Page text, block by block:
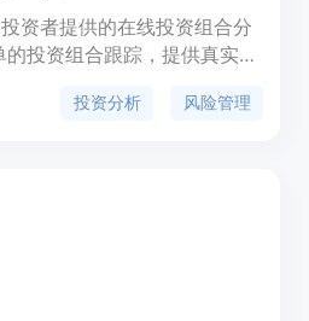
资者提供的在线投资组合分
投资组合跟踪，提供真实
150,000种上市资产的广泛覆
投资分析 风险管理